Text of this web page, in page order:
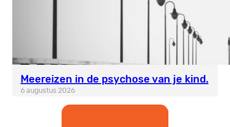
Meereizen in de psychose van je kind.
6 augustus 2026